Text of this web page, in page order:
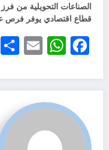
الصناعات التحويلية من
قطاع اقتصادي يوفر فرص
Facebook